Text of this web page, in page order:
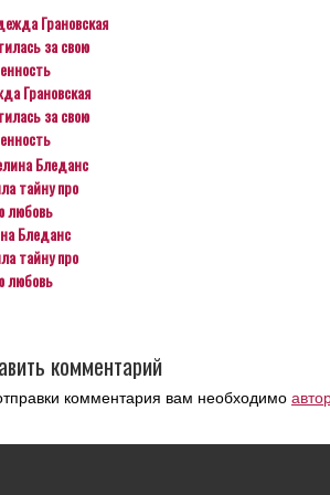
Грановская
за свою
Бледанс
тайну про
любовь
комментарий
комментария вам необходимо